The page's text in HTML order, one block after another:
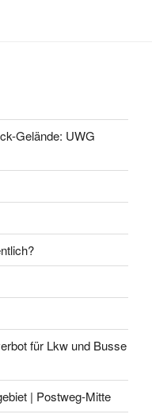
Gelände: UWG
für Lkw und Busse
| Postweg-Mitte